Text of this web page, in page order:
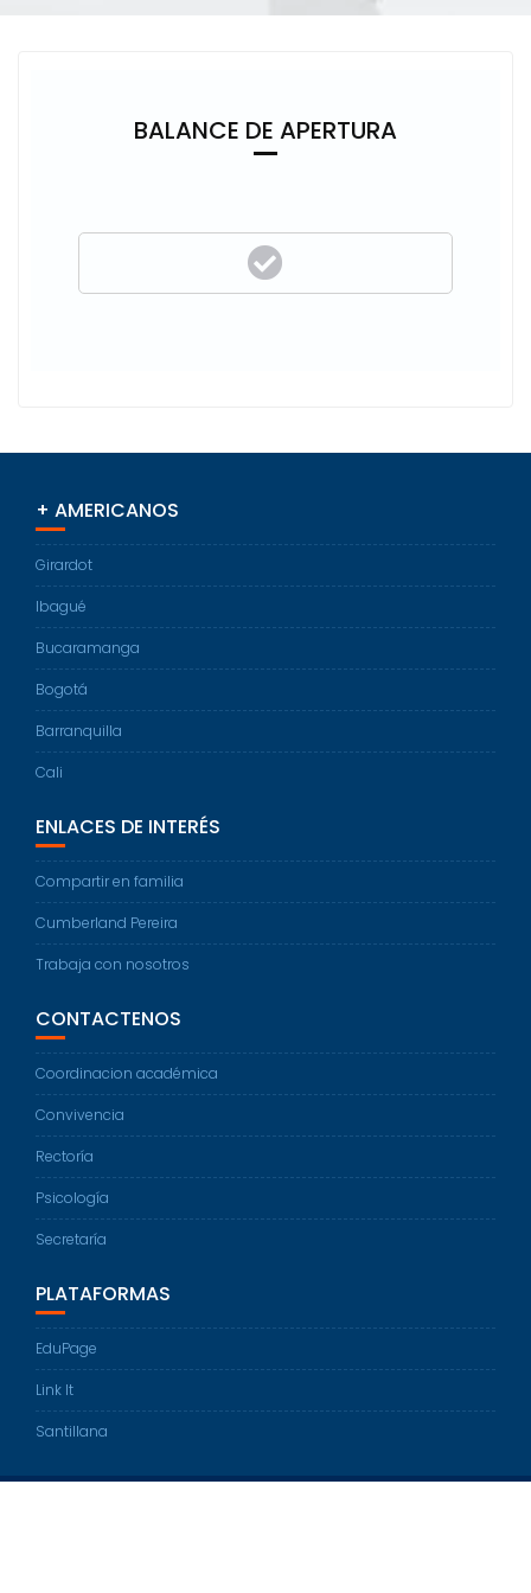
BALANCE DE APERTURA
+ AMERICANOS
Girardot
Ibagué
Bucaramanga
Bogotá
Barranquilla
Cali
ENLACES DE INTERÉS
Compartir en familia
Cumberland Pereira
Trabaja con nosotros
CONTACTENOS
Coordinacion académica
Convivencia
Rectoría
Psicología
Secretaría
PLATAFORMAS
EduPage
Link It
Santillana